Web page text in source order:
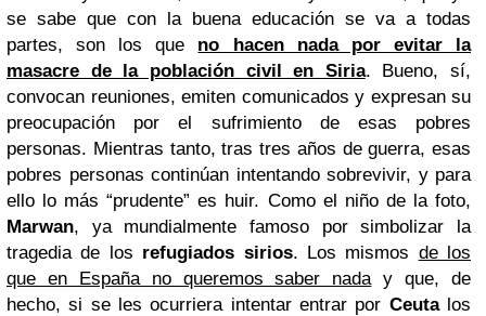
se sabe que con la buena educación se va a todas
partes, son los que no hacen nada por evitar la
masacre de la población civil en Siria. Bueno, sí,
convocan reuniones, emiten comunicados y expresan su
preocupación por el sufrimiento de esas pobres
personas. Mientras tanto, tras tres años de guerra, esas
pobres personas continúan intentando sobrevivir, y para
ello lo más “prudente” es huir. Como el niño de la foto,
Marwan, ya mundialmente famoso por simbolizar la
tragedia de los refugiados sirios. Los mismos de los
que en España no queremos saber naday que, de
hecho, si se les ocurriera intentar entrar por Ceutalos